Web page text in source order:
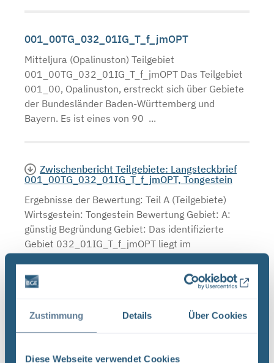
Zustimmung Details Über Cookies
Diese Webseite verwendet Cookies
001_00TG_032_01IG_T_f_jmOPT
Mitteljura (Opalinuston) Teilgebiet
001_00TG_032_01IG_T_f_jmOPT Das Teilgebiet
001_00, Opalinuston, erstreckt sich über Gebiete
der Bundesländer Baden-Württemberg und
Bayern. Es ist eines von 90 ...
Zwischenbericht Teilgebiete: Langsteckbrief
001_00TG_032_01IG_T_f_jmOPT, Tongestein
Ergebnisse der Bewertung: Teil A (Teilgebiete)
Wirtsgestein: Tongestein Bewertung Gebiet: A:
günstig Begründung Gebiet: Das identifizierte
Gebiet 032_01IG_T_f_jmOPT liegt im
Dateityp: PDF | Upload am: 26.09.2020
Ältere Untere Meeresmolasse Teilgebiet